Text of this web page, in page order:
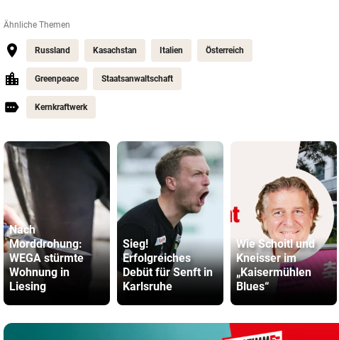
Ähnliche Themen
Russland Kasachstan Italien Österreich
Greenpeace Staatsanwaltschaft
Kernkraftwerk
Nach
Morddrohung:
WEGA stürmte
Wohnung in
Liesing
Sieg!
Erfolgreiches
Debüt für Senft in
Karlsruhe
Wie Schoitl und
Kneisser im
„Kaisermühlen
Blues“